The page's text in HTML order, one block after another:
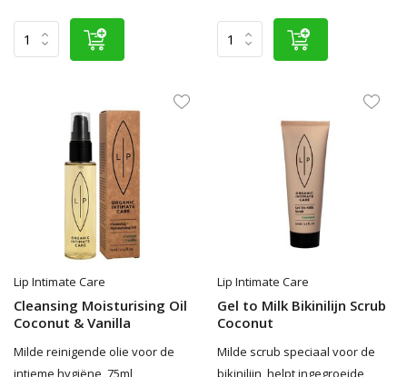
Lip Intimate Care
Cleansing Moisturising Oil
Coconut & Vanilla
Milde reinigende olie voor de
intieme hygiëne, 75ml
Lip Intimate Care
Gel to Milk Bikinilijn Scrub
Coconut
Milde scrub speciaal voor de
bikinilijn, helpt ingegroeide